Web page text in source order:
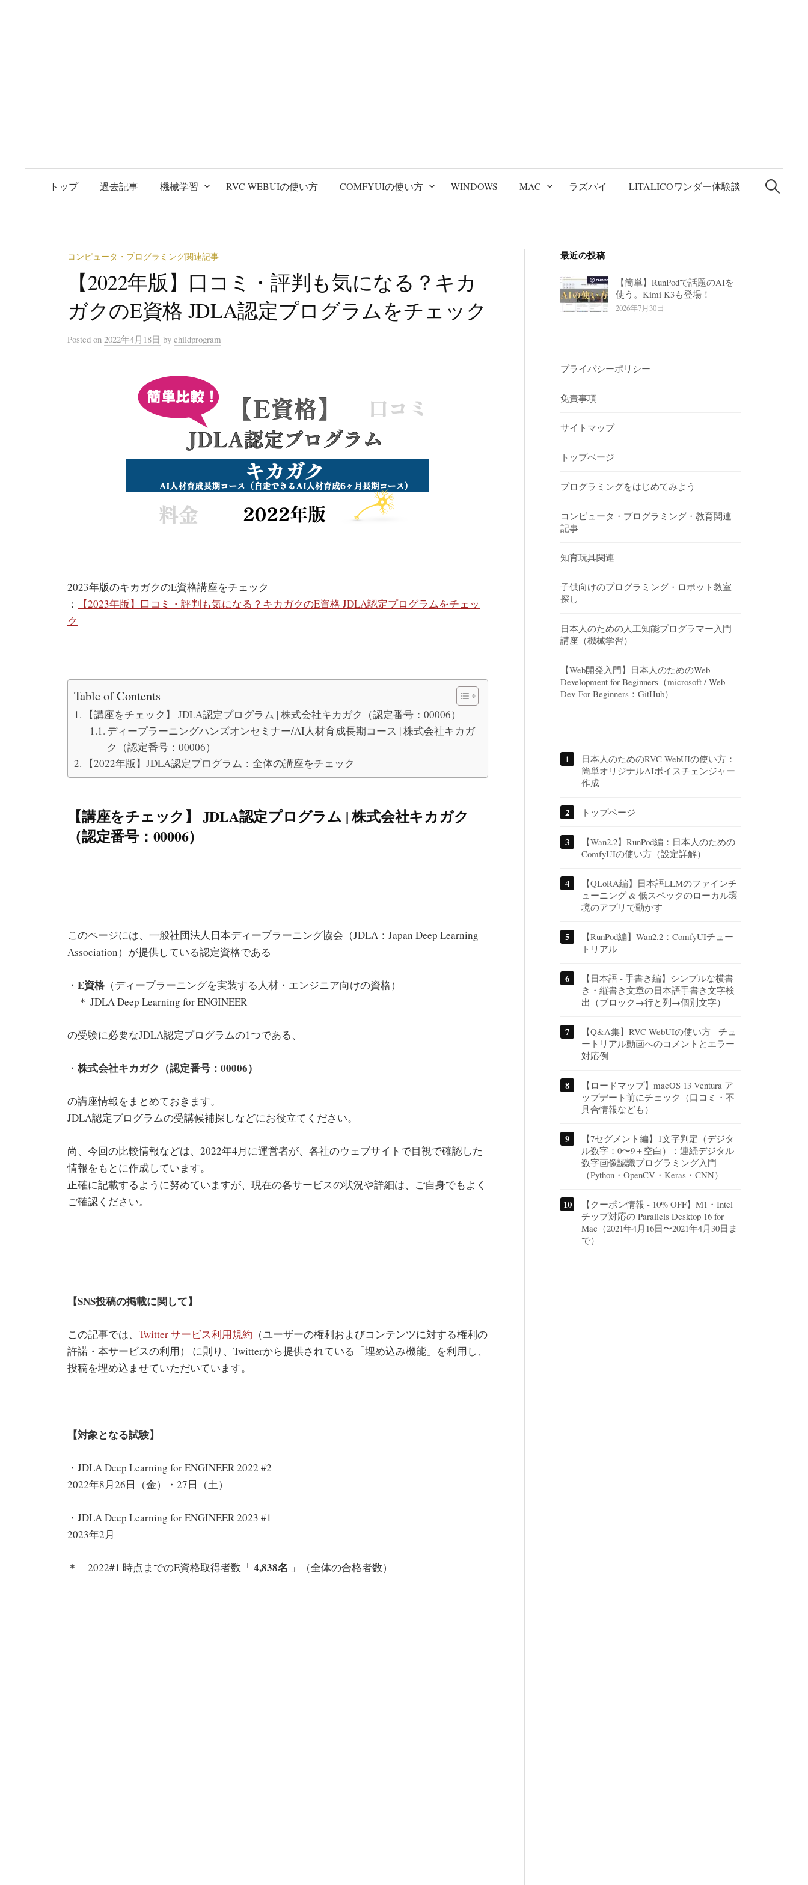
トップ 過去記事 機械学習 RVC WEBUIの使い方 COMFYUIの使い方 WINDOWS MAC ラズパイ LITALICOワンダー体験談
検
索:
コンピュータ・プログラミング関連記事
【2022年版】口コミ・評判も気になる？キカ
ガクのE資格 JDLA認定プログラムをチェック
Posted on 2022年4月18日 by childprogram
2023年版のキカガクのE資格講座をチェック
：
【2023年版】口コミ・評判も気になる？キカガクのE資格 JDLA認定プログラムをチェッ
ク
Table of Contents
【講座をチェック】 JDLA認定プログラム | 株式会社キカガク（認定番号：00006）
ディープラーニングハンズオンセミナー/AI人材育成長期コース | 株式会社キカガ
ク（認定番号：00006）
【2022年版】JDLA認定プログラム：全体の講座をチェック
【講座をチェック】 JDLA認定プログラム | 株式会社キカガク
（認定番号：00006）
このページには、一般社団法人日本ディープラーニング協会（JDLA：Japan Deep Learning
Association）が提供している認定資格である
・ E資格 （ディープラーニングを実装する人材・エンジニア向けの資格）
＊ JDLA Deep Learning for ENGINEER
の受験に必要なJDLA認定プログラムの1つである、
・ 株式会社キカガク（認定番号：00006）
の講座情報をまとめておきます。
JDLA認定プログラムの受講候補探しなどにお役立てください。
尚、今回の比較情報などは、2022年4月に運営者が、各社のウェブサイトで目視で確認した
情報をもとに作成しています。
正確に記載するように努めていますが、現在の各サービスの状況や詳細は、ご自身でもよく
ご確認ください。
【SNS投稿の掲載に関して】
この記事では、 Twitter サービス利用規約 （ユーザーの権利およびコンテンツに対する権利の
許諾・本サービスの利用） に則り、Twitterから提供されている「埋め込み機能」を利用し、
投稿を埋め込ませていただいています。
【対象となる試験】
・JDLA Deep Learning for ENGINEER 2022 #2
2022年8月26日（金）・27日（土）
・JDLA Deep Learning for ENGINEER 2023 #1
2023年2月
＊ 2022#1 時点までのE資格取得者数「 4,838名 」（全体の合格者数）
最近の投稿
【簡単】RunPodで話題のAIを
使う。Kimi K3も登場！
2026年7月30日
プライバシーポリシー
免責事項
サイトマップ
トップページ
プログラミングをはじめてみよう
コンピュータ・プログラミング・教育関連
記事
知育玩具関連
子供向けのプログラミング・ロボット教室
探し
日本人のための人工知能プログラマー入門
講座（機械学習）
【Web開発入門】日本人のためのWeb
Development for Beginners（microsoft / Web-
Dev-For-Beginners：GitHub）
日本人のためのRVC WebUIの使い方：
簡単オリジナルAIボイスチェンジャー
作成
トップページ
【Wan2.2】RunPod編：日本人のための
ComfyUIの使い方（設定詳解）
【QLoRA編】日本語LLMのファインチ
ューニング & 低スペックのローカル環
境のアプリで動かす
【RunPod編】Wan2.2：ComfyUIチュー
トリアル
【日本語 - 手書き編】シンプルな横書
き・縦書き文章の日本語手書き文字検
出（ブロック→行と列→個別文字）
【Q&A集】RVC WebUIの使い方 - チュ
ートリアル動画へのコメントとエラー
対応例
【ロードマップ】macOS 13 Ventura ア
ップデート前にチェック（口コミ・不
具合情報なども）
【7セグメント編】1文字判定（デジタ
ル数字：0〜9＋空白）：連続デジタル
数字画像認識プログラミング入門
（Python・OpenCV・Keras・CNN）
【クーポン情報 - 10% OFF】M1・Intel
チップ対応の Parallels Desktop 16 for
Mac（2021年4月16日〜2021年4月30日ま
で）